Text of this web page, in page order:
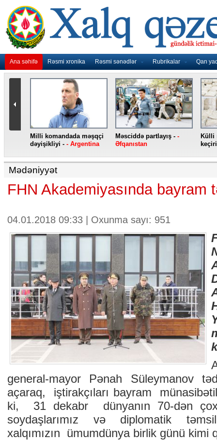
Ana səhifə Rəsmi xronika Rəsmi sənədlər Rubrikalar Qan
Milli komandada məşqçi
dəyişikliyi - - Argentina
Məsciddə partlayış - -
Əfqanıstan
Külli
Mədəniyyət
FHN Akademiyasında bayram
04.01.2018 09:33 | Oxunma sayı: 951
general-mayor Pənah Süleymanov
açaraq, iştirakçıları bayram
ki, 31 dekabr dünyanın 70-dən çox
soydaşlarımız və diplomatik
xalqımızın ümumdünya birlik günü kimi